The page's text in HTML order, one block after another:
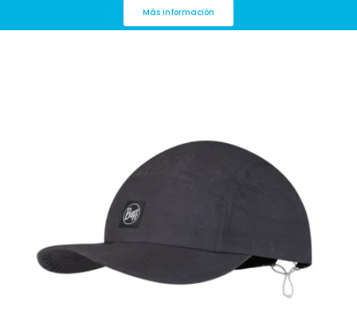
Más información